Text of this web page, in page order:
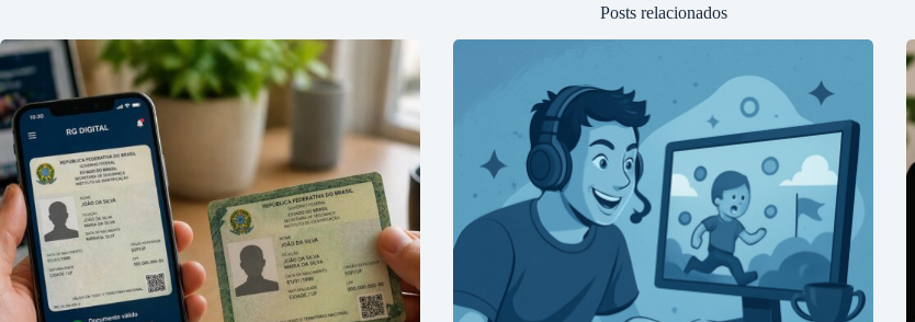
Posts relacionados